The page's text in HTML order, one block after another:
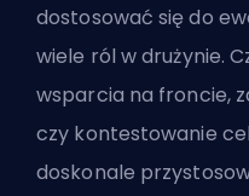
dostosować się do
wiele ról w drużynie.
wsparcia na froncie,
czy kontestowanie
doskonale